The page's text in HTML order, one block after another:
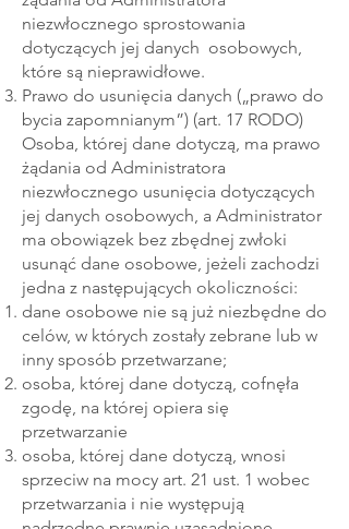
niezwłocznego sprostowania
dotyczących jej danych osobowych,
które są nieprawidłowe.
Prawo do usunięcia danych („prawo do
bycia zapomnianym”) (art. 17 RODO)
Osoba, której dane dotyczą, ma prawo
żądania od Administratora
niezwłocznego usunięcia dotyczących
jej danych osobowych, a Administrator
ma obowiązek bez zbędnej zwłoki
usunąć dane osobowe, jeżeli zachodzi
jedna z następujących okoliczności:
dane osobowe nie są już niezbędne do
celów, w których zostały zebrane lub w
inny sposób przetwarzane;
osoba, której dane dotyczą, cofnęła
zgodę, na której opiera się
przetwarzanie
osoba, której dane dotyczą, wnosi
sprzeciw na mocy art. 21 ust. 1 wobec
przetwarzania i nie występują